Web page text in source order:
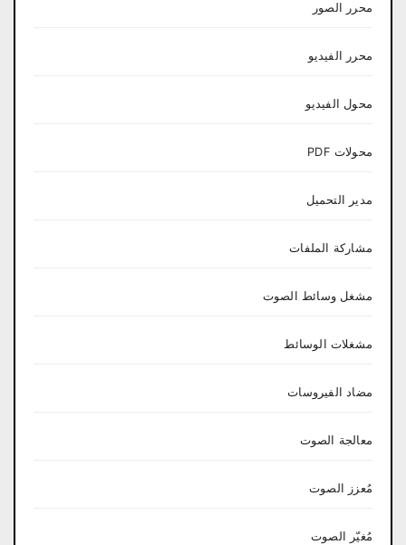
محرر الصور
محرر الفيديو
محول الفيديو
محولات PDF
مدير التحميل
مشاركة الملفات
مشغل وسائط الصوت
مشغلات الوسائط
مضاد الفيروسات
معالجة الصوت
مُعزز الصوت
مُغيّر الصوت